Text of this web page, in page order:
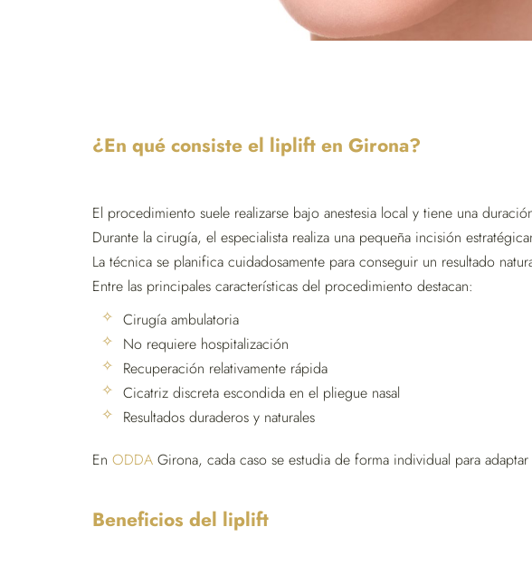
¿En qué consiste el liplift en Girona?
El procedimiento suele realizarse bajo anestesia local y tiene una
Durante la cirugía, el especialista realiza una pequeña incisión
La técnica se planifica cuidadosamente para conseguir un resultado
Entre las principales características del procedimiento destacan:
Cirugía ambulatoria
No requiere hospitalización
Recuperación relativamente rápida
Cicatriz discreta escondida en el pliegue nasal
Resultados duraderos y naturales
En ODDA Girona, cada caso se estudia de forma individual para
Beneficios del liplift